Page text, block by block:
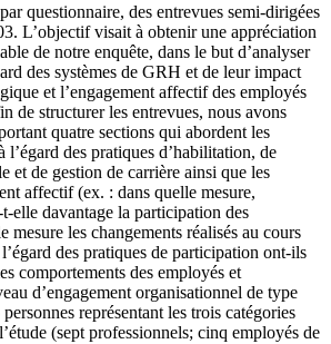
questionnaire, des entrevues semi-dirigées
L’objectif visait à obtenir une appréciation
de notre enquête, dans le but d’analyser
des systèmes de GRH et de leur impact
et l’engagement affectif des employés
de structurer les entrevues, nous avons
quatre sections qui abordent les
l’égard des pratiques d’habilitation, de
et de gestion de carrière ainsi que les
affectif (ex. : dans quelle mesure,
elle davantage la participation des
mesure les changements réalisés au cours
des pratiques de participation ont-ils
comportements des employés et
d’engagement organisationnel de type
représentant les trois catégories
(sept professionnels; cinq employés de